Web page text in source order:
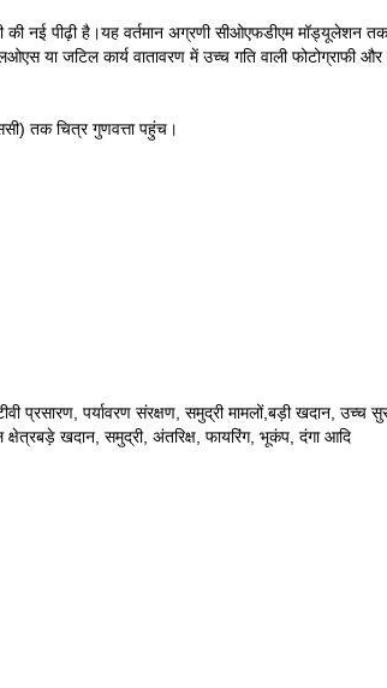
की नई पीढ़ी है।यह वर्तमान अग्रणी सीओएफडीएम मॉड्यूलेशन
या जटिल कार्य वातावरण में उच्च गति वाली फोटोग्राफी
तक चित्र गुणवत्ता पहुंच।
प्रसारण, पर्यावरण संरक्षण, समुद्री मामलों,बड़ी खदान, उच्च
खदान, समुद्री, अंतरिक्ष, फायरिंग, भूकंप, दंगा आदि